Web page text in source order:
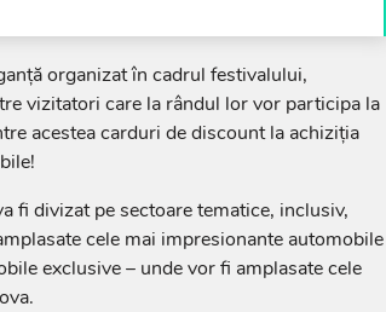
organizat în cadrul festivalului,
vizitatori care la rândul lor vor participa la
acestea carduri de discount la achiziția
fi divizat pe sectoare tematice, inclusiv,
cele mai impresionante automobile
exclusive – unde vor fi amplasate cele